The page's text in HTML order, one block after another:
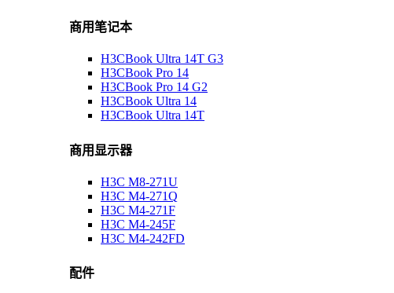
商用笔记本
H3CBook Ultra 14T G3
H3CBook Pro 14
H3CBook Pro 14 G2
H3CBook Ultra 14
H3CBook Ultra 14T
商用显示器
H3C M8-271U
H3C M4-271Q
H3C M4-271F
H3C M4-245F
H3C M4-242FD
配件